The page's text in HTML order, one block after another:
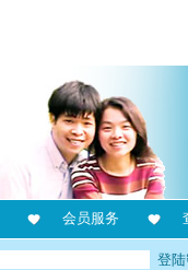
会员服务
登